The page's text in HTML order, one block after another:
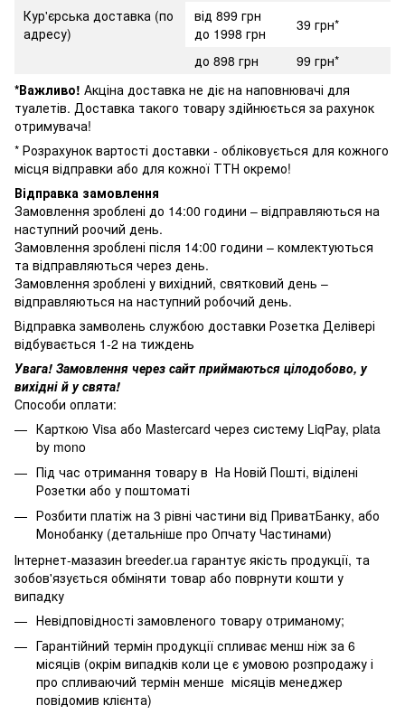
Кур'єрська доставка (по
адресу)
від 899 грн
до 1998 грн
39 грн*
до 898 грн
99 грн*
*Важливо! Акціна доставка не діє на наповнювачі для
туалетів. Доставка такого товару здійнюється за рахунок
отримувача!
* Розрахунок вартості доставки - обліковується для кожного
місця відправки або для кожної ТТН окремо!
Відправка замовлення
Замовлення зроблені до 14:00 години – відправляються на
наступний роочий день.
Замовлення зроблені після 14:00 години – комлектуються
та відправляються через день.
Замовлення зроблені у вихідний, святковий день –
відправляються на наступний робочий день.
Відправка замволень службою доставки Розетка Делівері
відбувається 1-2 на тиждень
Увага! Замовлення через сайт приймаються цілодобово, у
вихідні й у свята!
Способи оплати:
Карткою Visa або Mastercard через систему LiqPay, plata
by mono
Під час отримання товару в На Новій Пошті, віділені
Розетки або у поштоматі
Розбити платіж на 3 рівні частини від ПриватБанку, або
Монобанку (детальніше про Опчату Частинами)
Інтернет-мазазин breeder.ua гарантує якість продукції, та
зобов'язується обміняти товар або поврнути кошти у
випадку
Невідповідності замовленого товару отриманому;
Гарантійний термін продукції спливає менш ніж за 6
місяців (окрім випадків коли це є умовою розпродажу і
про спливаючий термін менше місяців менеджер
повідомив клієнта)